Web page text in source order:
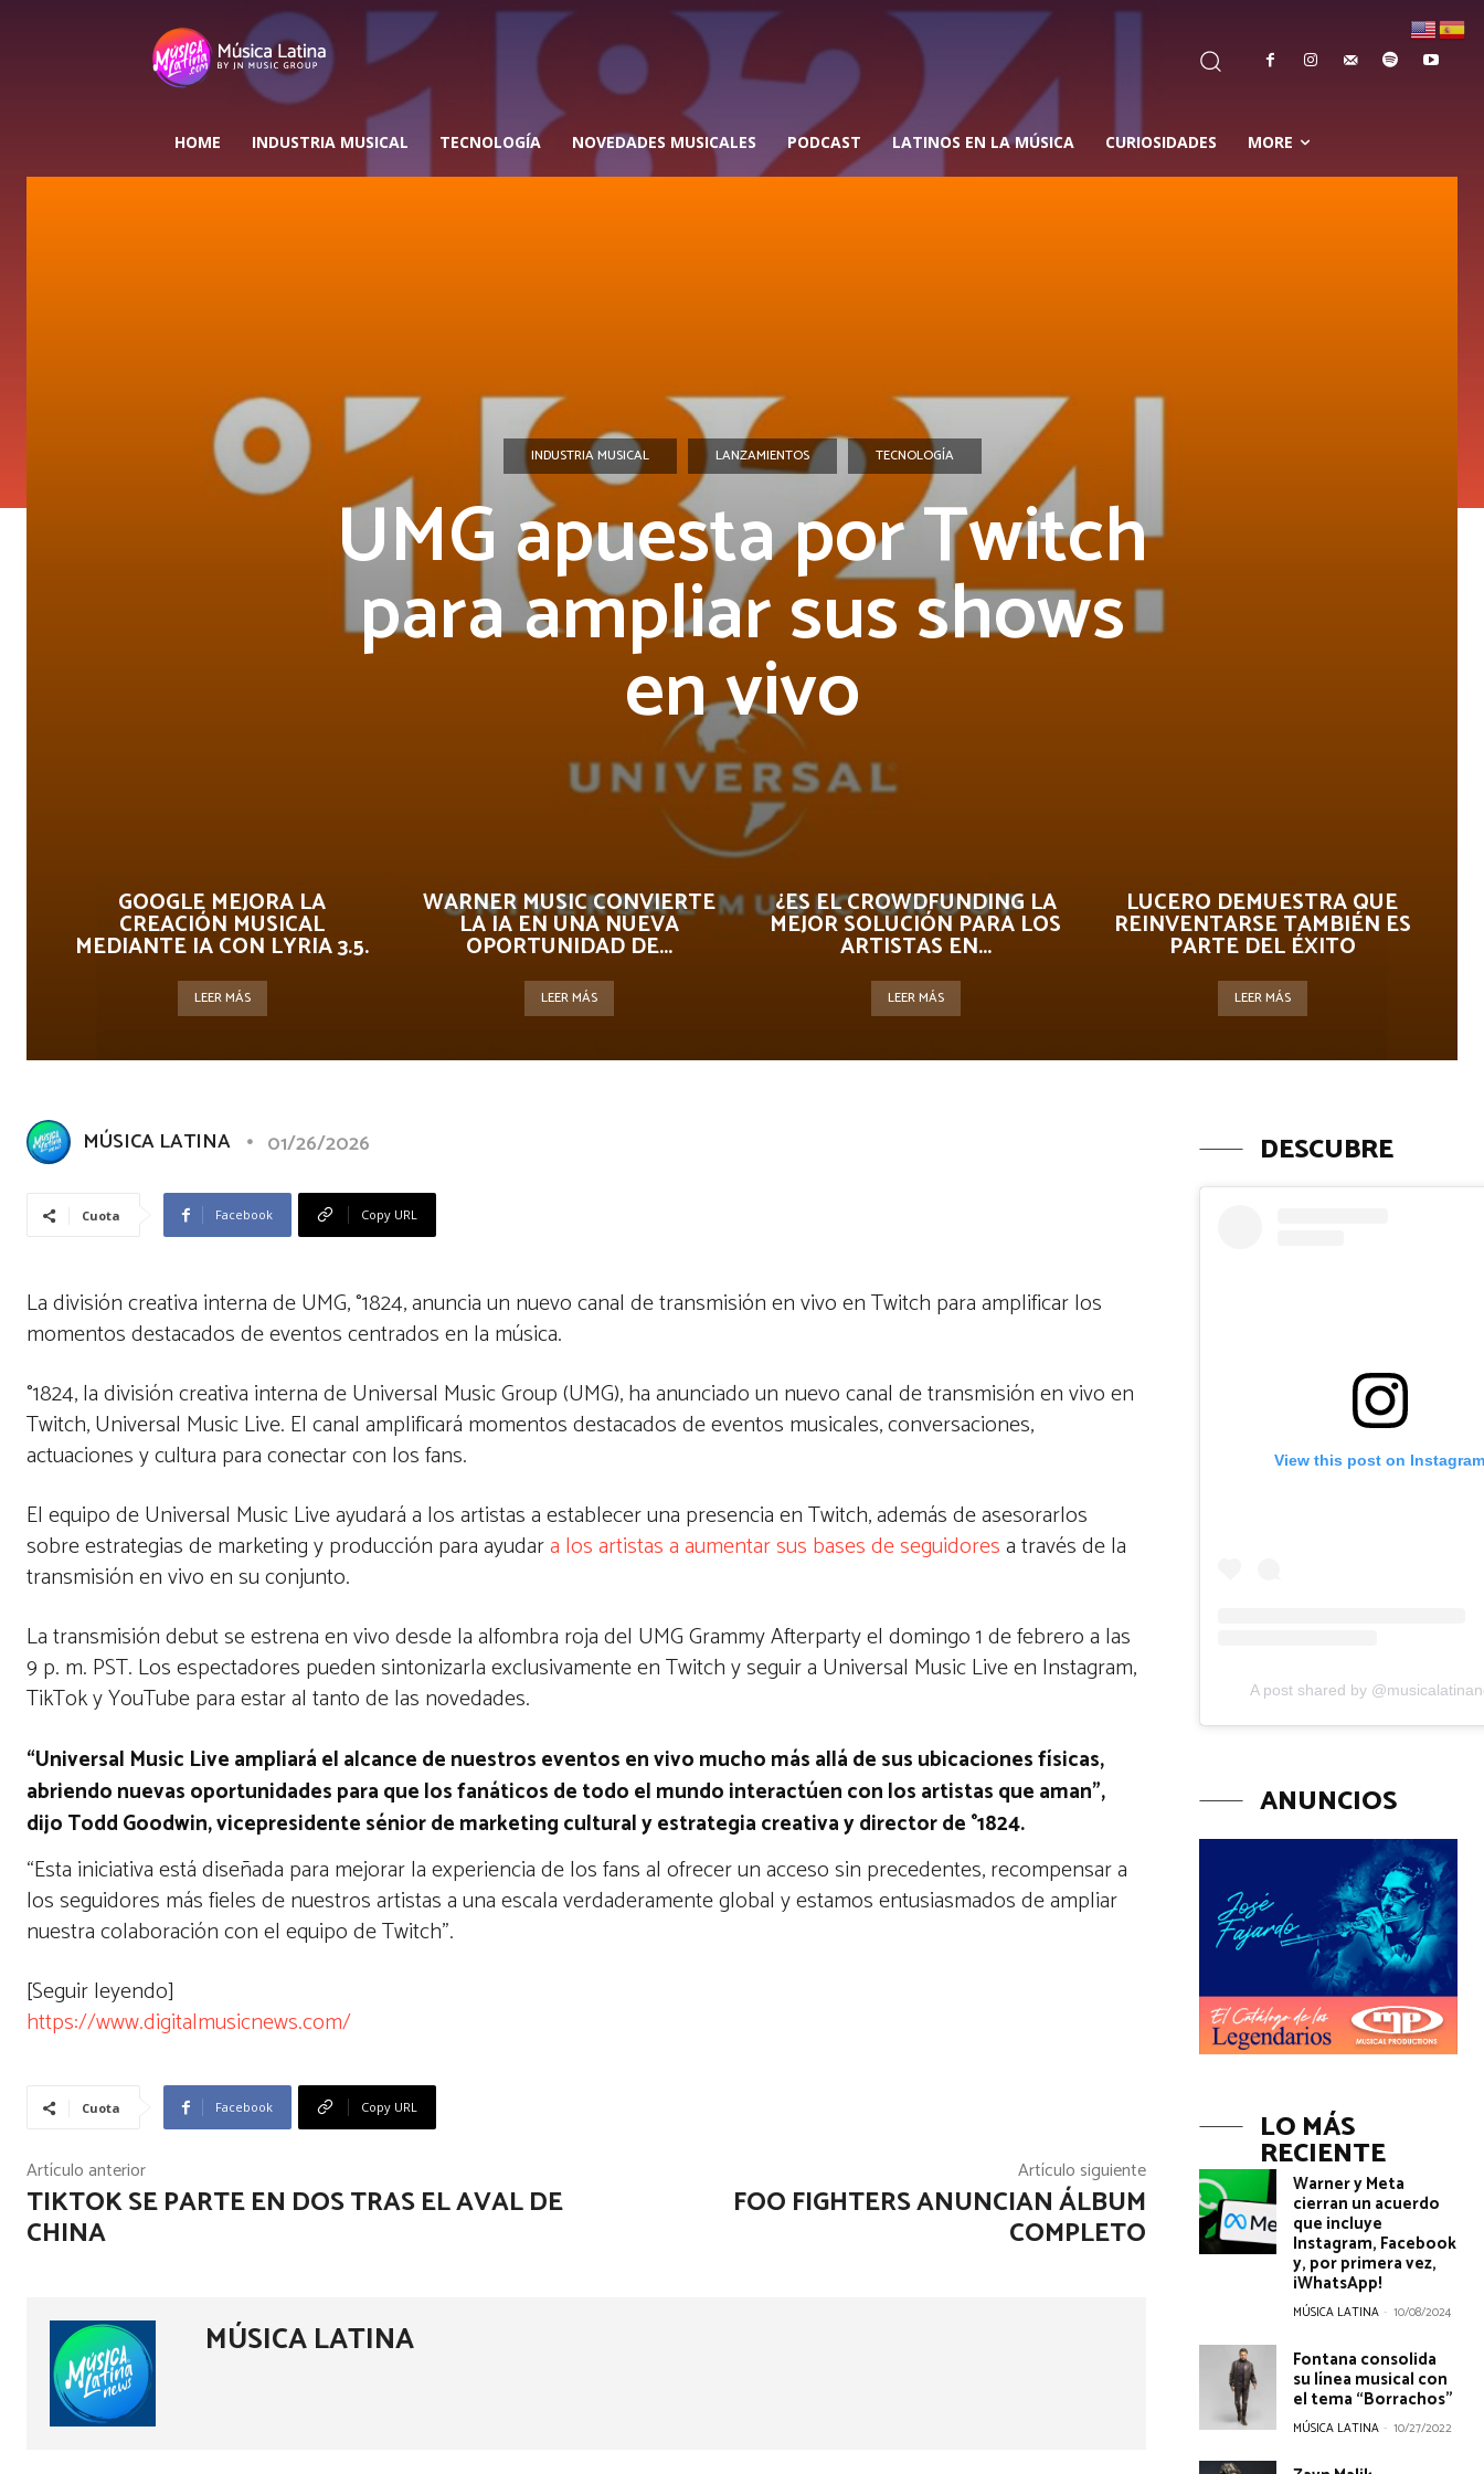
HOME INDUSTRIA MUSICAL TECNOLOGÍA NOVEDADES MUSICALES PODCAST LATINOS EN LA MÚSICA CURIOSIDADES MORE
INDUSTRIA MUSICAL LANZAMIENTOS TECNOLOGÍA
UMG apuesta por Twitch
para ampliar sus shows
en vivo
GOOGLE MEJORA LA
CREACIÓN MUSICAL
MEDIANTE IA CON LYRIA 3.5.
LEER MÁS
WARNER MUSIC CONVIERTE
LA IA EN UNA NUEVA
OPORTUNIDAD DE...
LEER MÁS
¿ES EL CROWDFUNDING LA
MEJOR SOLUCIÓN PARA LOS
ARTISTAS EN...
LEER MÁS
LUCERO DEMUESTRA QUE
REINVENTARSE TAMBIÉN ES
PARTE DEL ÉXITO
LEER MÁS
MÚSICA LATINA 01/26/2026
Cuota Facebook Copy URL
La división creativa interna de UMG, °1824, anuncia un nuevo canal de transmisión en vivo en Twitch para amplificar los
momentos destacados de eventos centrados en la música.
°1824, la división creativa interna de Universal Music Group (UMG), ha anunciado un nuevo canal de transmisión en vivo en
Twitch, Universal Music Live. El canal amplificará momentos destacados de eventos musicales, conversaciones,
actuaciones y cultura para conectar con los fans.
El equipo de Universal Music Live ayudará a los artistas a establecer una presencia en Twitch, además de asesorarlos
sobre estrategias de marketing y producción para ayudara los artistas a aumentar sus bases de seguidoresa través de la
transmisión en vivo en su conjunto.
La transmisión debut se estrena en vivo desde la alfombra roja del UMG Grammy Afterparty el domingo 1 de febrero a las
9 p. m. PST. Los espectadores pueden sintonizarla exclusivamente en Twitch y seguir a Universal Music Live en Instagram,
TikTok y YouTube para estar al tanto de las novedades.
“Universal Music Live ampliará el alcance de nuestros eventos en vivo mucho más allá de sus ubicaciones físicas,
abriendo nuevas oportunidades para que los fanáticos de todo el mundo interactúen con los artistas que aman”,
dijo Todd Goodwin, vicepresidente sénior de marketing cultural y estrategia creativa y director de °1824.
“Esta iniciativa está diseñada para mejorar la experiencia de los fans al ofrecer un acceso sin precedentes, recompensar a
los seguidores más fieles de nuestros artistas a una escala verdaderamente global y estamos entusiasmados de ampliar
nuestra colaboración con el equipo de Twitch”.
[Seguir leyendo]
https://www.digitalmusicnews.com/
Cuota Facebook Copy URL
Artículo anterior
TIKTOK SE PARTE EN DOS TRAS EL AVAL DE
CHINA
Artículo siguiente
FOO FIGHTERS ANUNCIAN ÁLBUM
COMPLETO
MÚSICA LATINA
DESCUBRE
View this post on
A post shared by
ANUNCIOS
LO MÁS
RECIENTE
Warner y Meta
cierran un acuerdo
que incluye
Instagram, Facebook
y, por primera vez,
¡WhatsApp!
MÚSICA LATINA - 10/08/2024
Fontana consolida
su línea musical con
el tema “Borrachos”
MÚSICA LATINA - 10/27/2022